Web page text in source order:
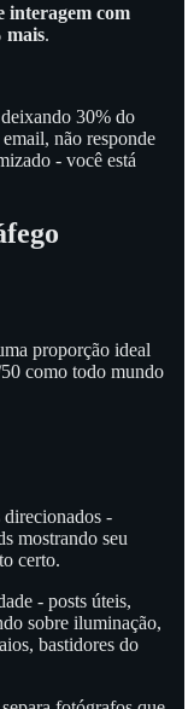
interagem com
mais.
30% do
não responde
- você está
proporção ideal
como todo mundo
direcionados -
mostrando seu
certo.
- posts úteis,
sobre iluminação,
bastidores do